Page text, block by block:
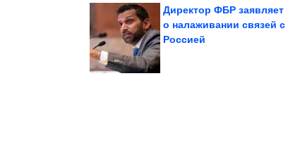
нельзя пить много
жидкости в жару
Директор ФБР заявляет
о налаживании связей с
Россией